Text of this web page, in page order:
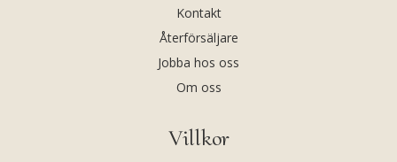
Kontakt
Återförsäljare
Jobba hos oss
Om oss
Villkor